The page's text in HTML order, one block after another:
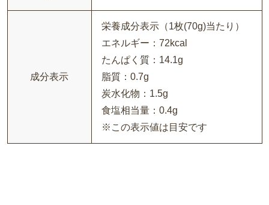
成分表示
栄養成分表示（1枚(70g)当たり）
エネルギー：72kcal
たんぱく質：14.1g
脂質：0.7g
炭水化物：1.5g
食塩相当量：0.4g
※この表示値は目安です